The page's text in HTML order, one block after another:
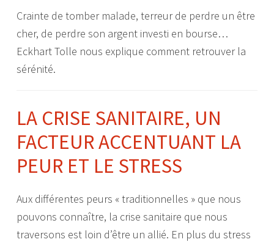
Crainte de tomber malade, terreur de perdre un être
cher, de perdre son argent investi en bourse…
Eckhart Tolle nous explique comment retrouver la
sérénité.
LA CRISE SANITAIRE, UN
FACTEUR ACCENTUANT LA
PEUR ET LE STRESS
Aux différentes peurs « traditionnelles » que nous
pouvons connaître, la crise sanitaire que nous
traversons est loin d’être un allié. En plus du stress